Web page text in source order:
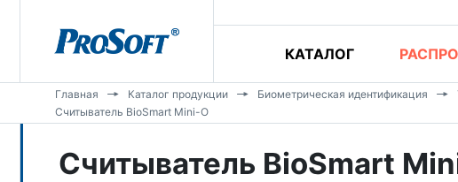
КАТАЛОГ
Главная Каталог продукции Биометрическая идентификация
Считыватель BioSmart Mini-O
Считыватель BioSmart